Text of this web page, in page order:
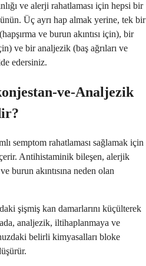
ve alerji rahatlaması için hepsi bir
Üç ayrı hap almak yerine, tek bir
ve burun akıntısı için), bir
ve bir analjezik (baş ağrıları ve
edersiniz.
ve-Analjezik
semptom rahatlaması sağlamak için
Antihistaminik bileşen, alerjik
burun akıntısına neden olan
şişmiş kan damarlarını küçülterek
analjezik, iltihaplanmaya ve
belirli kimyasalları bloke